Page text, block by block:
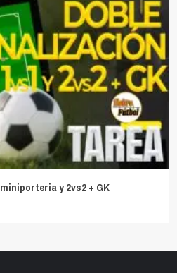
y 2vs2 + GK